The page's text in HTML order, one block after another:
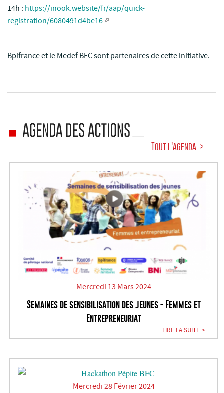
14h : https://inook.website/fr/aap/quick-
registration/6080491d4be16
Bpifrance et le Medef BFC sont partenaires de cette initiative.
Tout l'agenda
Mercredi 13 Mars 2024
Semaines de sensibilisation des jeunes - Femmes et
Entrepreneuriat
LIRE LA SUITE
Mercredi 28 Février 2024